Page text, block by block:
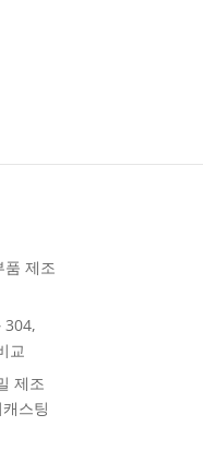
품 제조
304,
교
제조
스팅